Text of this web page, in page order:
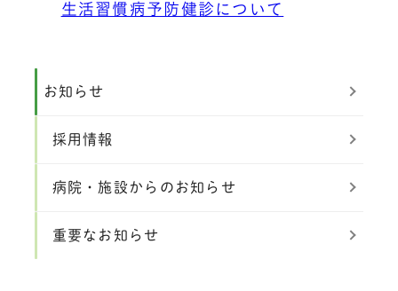
生活習慣病予防健診について
お知らせ
採用情報
病院・施設からのお知らせ
重要なお知らせ